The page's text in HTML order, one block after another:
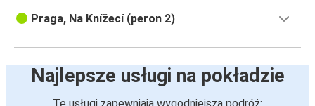
Praga, Na Knížecí (peron 2)
Najlepsze usługi na pokładzie